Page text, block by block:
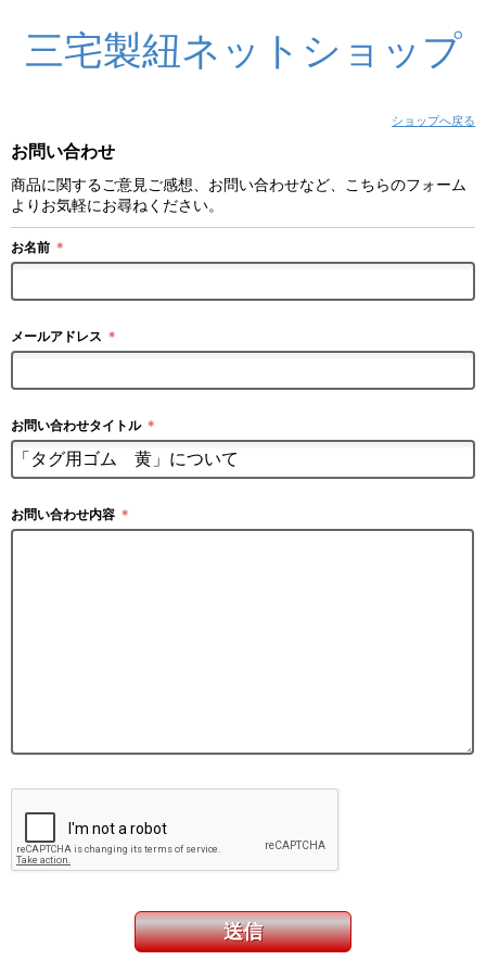
三宅製紐ネットショップ
ショップへ戻る
お問い合わせ
商品に関するご意見ご感想、お問い合わせなど、こちらのフォーム
よりお気軽にお尋ねください。
お名前 ＊
メールアドレス ＊
お問い合わせタイトル ＊
お問い合わせ内容 ＊